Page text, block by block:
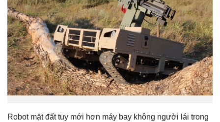
Robot mặt đất tuy mới hơn máy bay không người lái trong